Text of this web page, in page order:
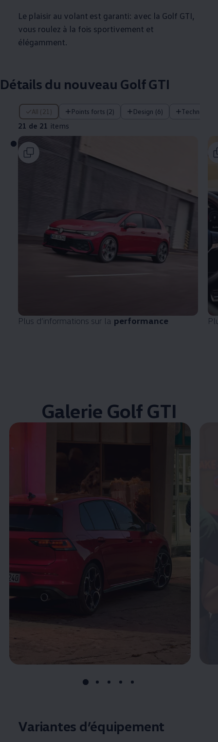
Le plaisir au volant est garanti: avec la Golf GTI,
vous roulez à la fois sportivement et
élégamment.
Détails du nouveau Golf GTI
All (21) Points forts (2) Design (6)
21 de 21 items
21 de 21 items
Plus d’informations sur la performance
Galerie Golf GTI
Enable fullscreen mode
Variantes d’équipement